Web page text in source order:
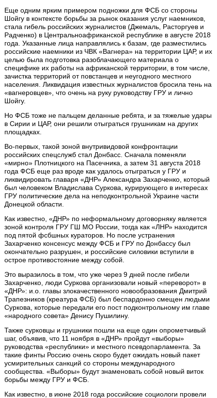
Еще одним ярким примером подножки для ФСБ со стороны
Шойгу в контексте борьбы за рынок оказания услуг наемников,
стала гибель российских журналистов (Джемаль, Расторгуев и
Радченко) в Центральноафриканской республике в августе 2018
года. Указанные лица направлялись к базам, где разместились
российские наемники из ЧВК «Вагнера» на территории ЦАР, и их
целью была подготовка разоблачающего материала о
специфике их работы на африканской территории, в том числе,
зачистка территорий от повстанцев и неугодного местного
населения. Ликвидация известных журналистов бросила тень на
«вагнеровцев», что очень на руку руководству ГРУ и лично
Шойгу.
Но ФСБ тоже не пальцем деланные ребята, и за тяжелые удары
в Сирии и ЦАР, они решили отыграться грушникам на других
площадках.
Во-первых, такой зоной внутривидовой конфронтации
российских спецслужб стал Донбасс. Сначала поменяли
«мирно» Плотницкого на Пасечника, а затем 31 августа 2018
года ФСБ еще раз вроде как удалось отыграться у ГРУ и
ликвидировать главаря «ДНР» Александра Захарченко, который
был человеком Владислава Суркова, курирующего в интересах
ГРУ политические дела на неподконтрольной Украине части
Донецкой области.
Как известно, «ДНР» по неформальному договорняку является
зоной контроля ГРУ ГШ МО России, тогда как «ЛНР» находится
под пятой фсбшных кураторов. Но после устранения
Захарченко консенсус между ФСБ и ГРУ по Донбассу был
окончательно разрушен, и российские силовики вступили в
острое противостояние между собой.
Это выразилось в том, что уже через 9 дней после гибели
Захарченко, люди Суркова организовали новый «переворот» в
«ДНР»: и.о. главы злокачественного новообразования Дмитрий
Трапезников (креатура ФСБ) был беспардонно смещен людьми
Суркова, которые передали его пост подконтрольному им главе
«народного совета» Денису Пушилину.
Также сурковцы и грушники пошли на еще один опрометчивый
шаг, объявив, что 11 ноября в «ДНР» пройдут «выборы»
руководства «республики» и местного псевдопарламента. За
такие финты Россию очень скоро будет ожидать новый пакет
усмирительных санкций со стороны международного
сообщества. «Выборы» будут знаменовать собой новый виток
борьбы между ГРУ и ФСБ.
Как известно, в июне 2018 года российские социологи провели